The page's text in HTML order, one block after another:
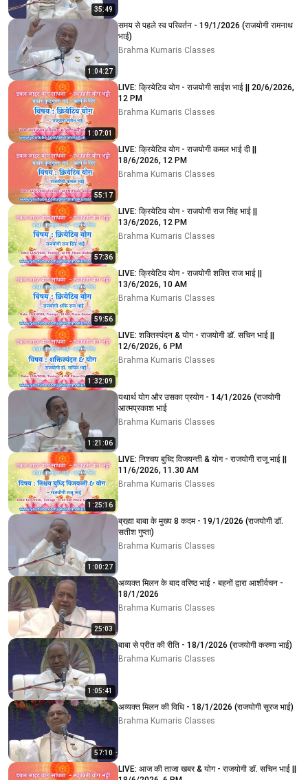
35:49
1:04:27
समय से पहले स्व परिवर्तन - 19/1/2026 (राजयोगी रामनाथ
भाई)
Brahma Kumaris Classes
1:07:01
LIVE: क्रियेटिव योग - राजयोगी साईश भाई || 20/6/2026,
12 PM
Brahma Kumaris Classes
55:17
LIVE: क्रियेटिव योग - राजयोगी कमल भाई दी ||
18/6/2026, 12 PM
Brahma Kumaris Classes
57:36
LIVE: क्रियेटिव योग - राजयोगी राज सिंह भाई ||
13/6/2026, 12 PM
Brahma Kumaris Classes
59:56
LIVE: क्रियेटिव योग - राजयोगी शक्ति राज भाई ||
13/6/2026, 10 AM
Brahma Kumaris Classes
1:32:09
LIVE: शक्तिस्पंदन & योग - राजयोगी डॉ. सचिन भाई ||
12/6/2026, 6 PM
Brahma Kumaris Classes
1:21:06
यथार्थ योग और उसका प्रयोग - 14/1/2026 (राजयोगी
आत्मप्रकाश भाई
Brahma Kumaris Classes
1:25:16
LIVE: निश्चय बुध्दि विजयन्ती & योग - राजयोगी राजू भाई ||
11/6/2026, 11.30 AM
Brahma Kumaris Classes
1:00:27
ब्रह्मा बाबा के मुख्य 8 कदम - 19/1/2026 (राजयोगी डॉ.
सतीश गुप्ता)
Brahma Kumaris Classes
25:03
अव्यक्त मिलन के बाद वरिष्ठ भाई - बहनों द्वारा आशीर्वचन -
18/1/2026
Brahma Kumaris Classes
1:05:41
बाबा से प्रीत की रीति - 18/1/2026 (राजयोगी करुणा भाई)
Brahma Kumaris Classes
57:10
अव्यक्त मिलन की विधि - 18/1/2026 (राजयोगी सूरज भाई)
Brahma Kumaris Classes
LIVE: आज की ताजा खबर & योग - राजयोगी डॉ. सचिन भाई ||